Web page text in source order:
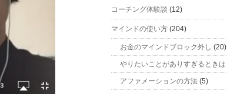
コーチング体験談 (12)
マインドの使い方 (204)
お金のマインドブロック外し (20)
やりたいことがありすぎるときは
アファメーションの方法 (5)